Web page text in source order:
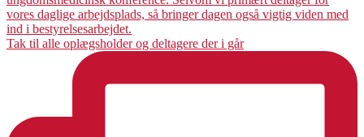
Tak til alle oplægsholder og deltagere der i går